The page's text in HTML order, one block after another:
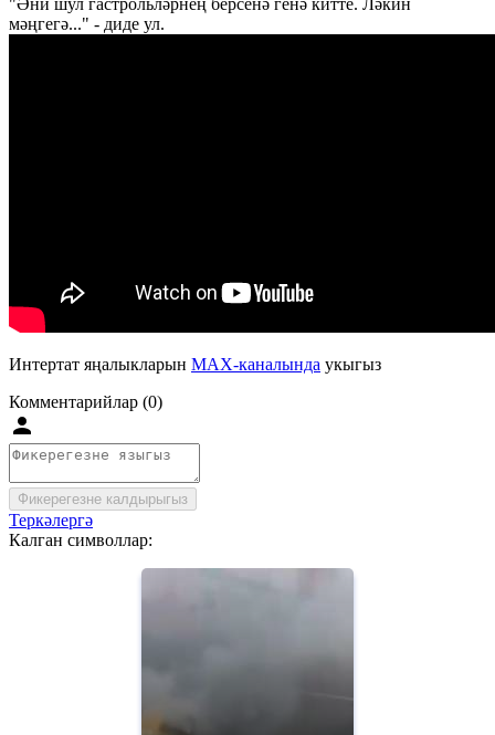
мәңгегә..." - диде ул.
Интертат яңалыкларын MAX-каналында укыгыз
Комментарийлар (0)
Фикерегезне калдырыгыз
Теркәлергә
Калган символлар: